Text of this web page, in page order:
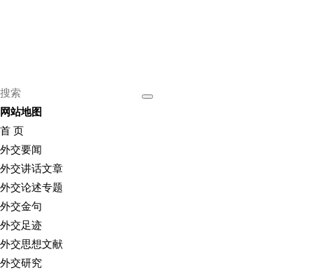
网站地图
首 页
外交要闻
外交讲话文章
外交论述专题
外交金句
外交足迹
外交思想文献
外交研究